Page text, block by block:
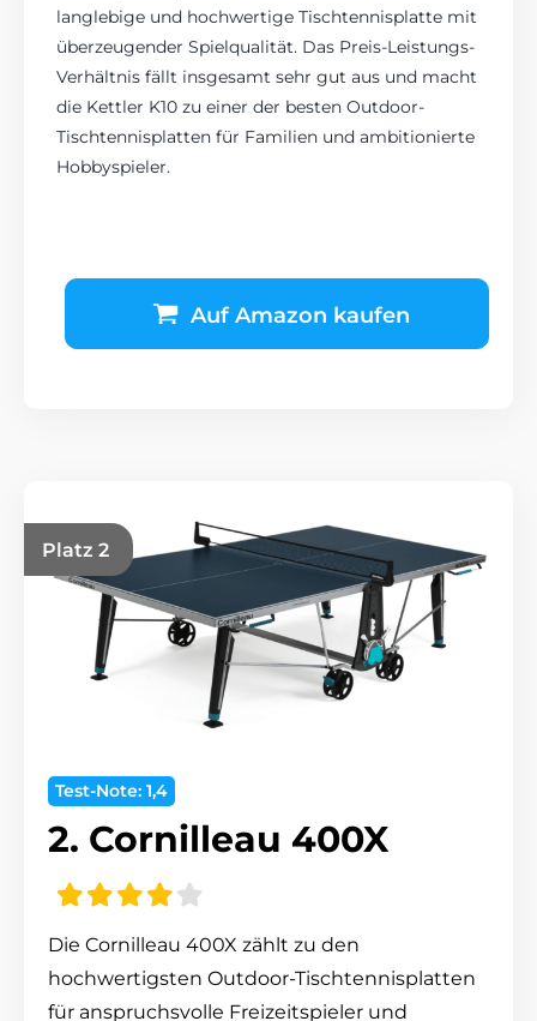
langlebige und hochwertige Tischtennisplatte mit
überzeugender Spielqualität. Das Preis-Leistungs-
Verhältnis fällt insgesamt sehr gut aus und macht
die Kettler K10 zu einer der besten Outdoor-
Tischtennisplatten für Familien und ambitionierte
Hobbyspieler.
Auf Amazon kaufen
Platz 2
Test-Note: 1,4
2. Cornilleau 400X
Die Cornilleau 400X zählt zu den
hochwertigsten Outdoor-Tischtennisplatten
für anspruchsvolle Freizeitspieler und